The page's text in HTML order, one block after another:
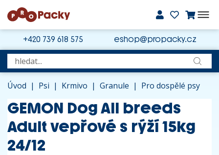
+420 739 618 575 eshop@propacky.cz
Úvod | Psi | Krmivo | Granule | Pro dospělé psy
GEMON Dog All breeds
Adult vepřové s rýží 15kg
24/12